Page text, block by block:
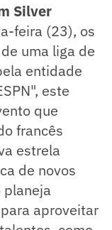
Silver
feira (23), os
uma liga de
entidade
este
que
francês
estrela
de novos
planeja
aproveitar